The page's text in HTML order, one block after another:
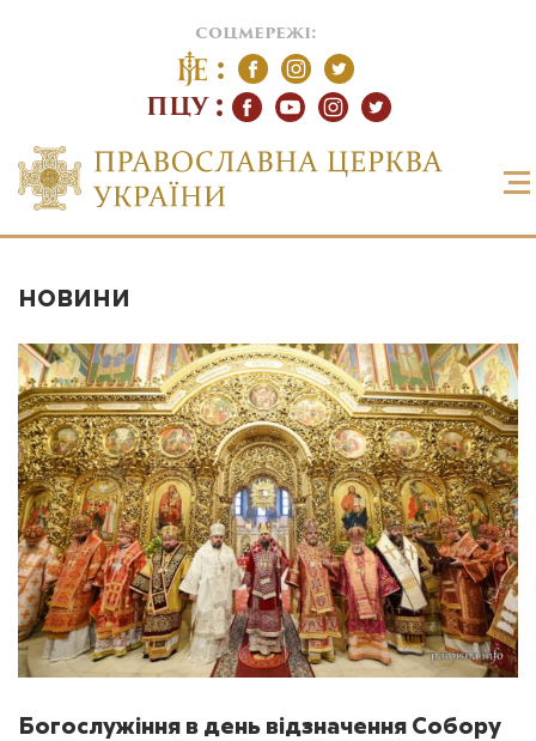
соцмережі:
ПЦУ
НОВИНИ
Богослужіння в день відзначення Собору